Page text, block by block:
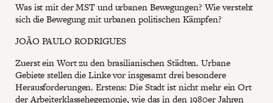
Was ist mit der MST und urbanen Bewegungen? Wie versteht
sich die Bewegung mit urbanen politischen Kämpfen?
JOÃO PAULO RODRIGUES
Zuerst ein Wort zu den brasilianischen Städten. Urbane
Gebiete stellen die Linke vor insgesamt drei besondere
Herausforderungen. Erstens: Die Stadt ist nicht mehr ein Ort
der Arbeiterklassehegemonie, wie das in den 1980er Jahren